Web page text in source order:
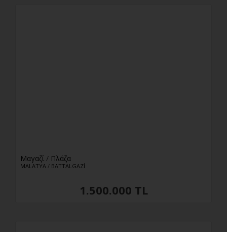
Μαγαζί / Πλάζα
MALATYA / BATTALGAZİ
1.500.000 TL